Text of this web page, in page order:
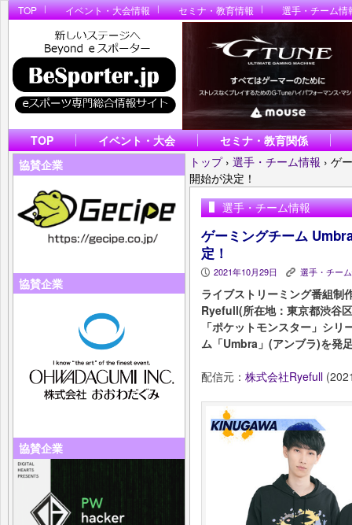
TOP イベント・大会情報 セミナ・教育情報 選手・チーム情
TOP イベント・大会
セミナ・教育関係
協賛企業
協賛企業
協賛企業
トップ › 選手・チーム情報 › ゲ
開始が決定！
選手・チーム情報
ゲーミングチーム
定！
P 2021年10月29日 K 選手・チー
ライブストリーミング番組制
Ryefull(所在地：東京都渋谷
「ポケットモンスター」シ
ム「Umbra」(アンブラ)を発
配信元： 株式会社Ryefull